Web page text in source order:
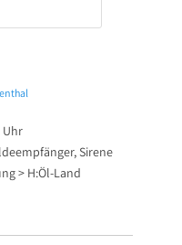
Uhr
Sirene
> H:Öl-Land